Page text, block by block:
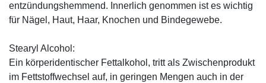
entzündungshemmend. Innerlich genommen ist es wichtig
für Nägel, Haut, Haar, Knochen und Bindegewebe.
Stearyl Alcohol:
Ein körperidentischer Fettalkohol, tritt als Zwischenprodukt
im Fettstoffwechsel auf, in geringen Mengen auch in der